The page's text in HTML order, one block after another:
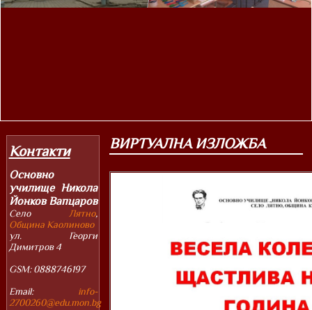
Контакти
Основно
училище Никола
Йонков Вапцаров
Село Лятно,
Община Каолиново
ул. Георги
Димитров 4
GSM:0888746197
Email: info-
2700260@edu.mon.bg
ВИРТУАЛНА ИЗЛОЖБА